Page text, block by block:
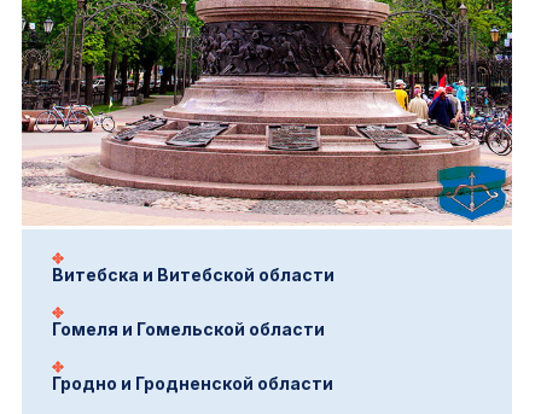
Витебска и Витебской области
Гомеля и Гомельской области
Гродно и Гродненской области